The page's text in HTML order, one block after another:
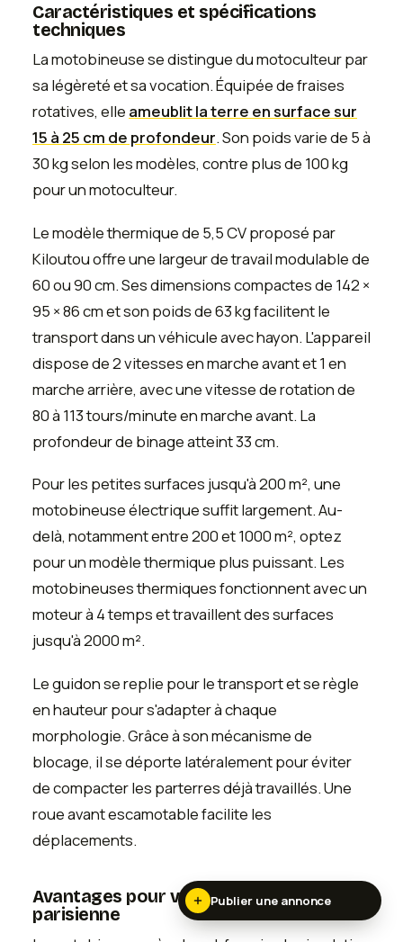
Caractéristiques et spécifications
techniques
La motobineuse se distingue du motoculteur par
sa légèreté et sa vocation. Équipée de fraises
rotatives, elle ameublit la terre en surface sur
15 à 25 cm de profondeur. Son poids varie de 5 à
30 kg selon les modèles, contre plus de 100 kg
pour un motoculteur.
Le modèle thermique de 5,5 CV proposé par
Kiloutou offre une largeur de travail modulable de
60 ou 90 cm. Ses dimensions compactes de 142 ×
95 × 86 cm et son poids de 63 kg facilitent le
transport dans un véhicule avec hayon. L'appareil
dispose de 2 vitesses en marche avant et 1 en
marche arrière, avec une vitesse de rotation de
80 à 113 tours/minute en marche avant. La
profondeur de binage atteint 33 cm.
Pour les petites surfaces jusqu'à 200 m², une
motobineuse électrique suffit largement. Au-
delà, notamment entre 200 et 1000 m², optez
pour un modèle thermique plus puissant. Les
motobineuses thermiques fonctionnent avec un
moteur à 4 temps et travaillent des surfaces
jusqu'à 2000 m².
Le guidon se replie pour le transport et se règle
en hauteur pour s'adapter à chaque
morphologie. Grâce à son mécanisme de
blocage, il se déporte latéralement pour éviter
de compacter les parterres déjà travaillés. Une
roue avant escamotable facilite les
déplacements.
Avantages pour votre pelouse
parisienne
Publier une annonce